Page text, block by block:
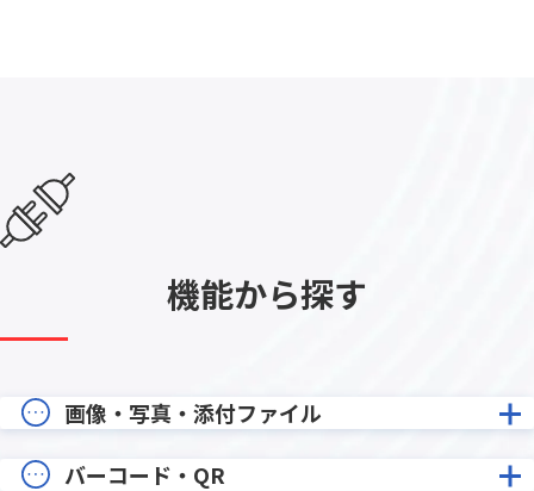
機能から探す
画像・写真・添付ファイル
バーコード・QR